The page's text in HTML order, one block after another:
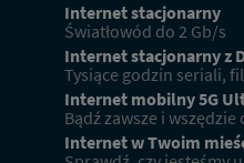
Internet stacjonarny
Światłowód do 2 Gb/s
Internet stacjonarny z
Tysiące godzin seriali,
Internet mobilny 5G
Bądź zawsze i
Internet w Twoim
Miejscowość
Ulica